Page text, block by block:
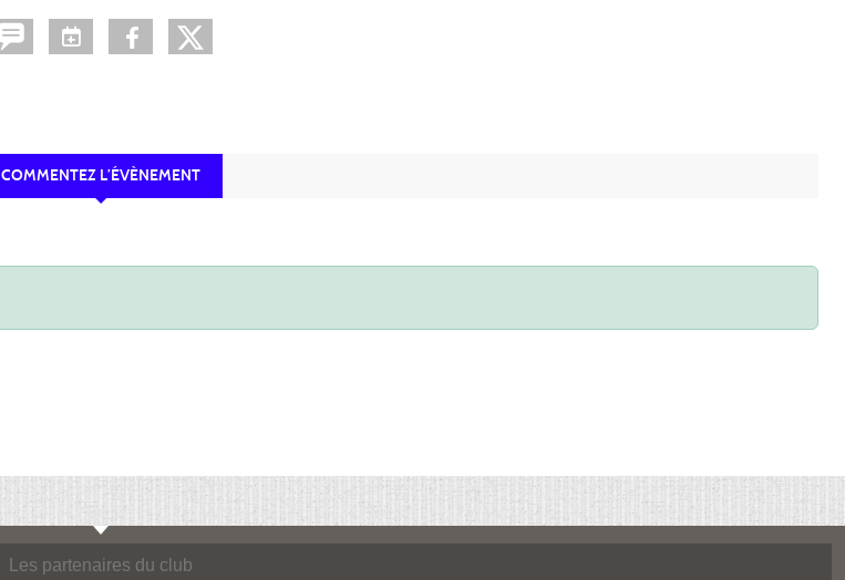
COMMENTEZ L’ÉVÈNEMENT
Les partenaires du club